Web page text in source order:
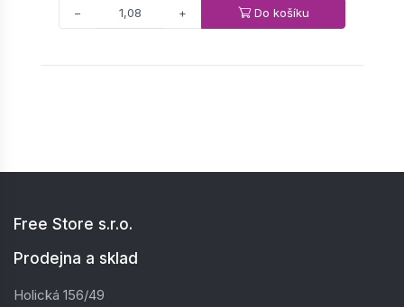
− + Do košíku
Free Store s.r.o.
Prodejna a sklad
Holická 156/49